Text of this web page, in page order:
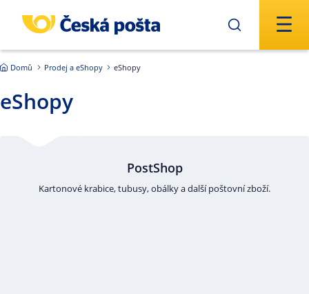
Domů Prodej a eShopy eShopy
eShopy
PostShop
Kartonové krabice, tubusy, obálky a další poštovní zboží.